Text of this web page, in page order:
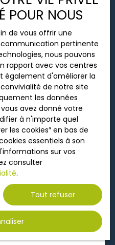
POITIERS 86000
de type 1 de
à proximité immédiate
au 1er étage d'une
non meublé en bon
pièce de vie avec
salle d'eau avec WC
d'un chauffage
dispose
POUR NOUS
de vous offrir une
pertinente
nous pouvons
rapport avec vos centres
également d'améliorer la
de notre site
les données
avez donné votre
à n'importe quel
les cookies″ en bas de
essentiels à son
sur vos
consulter
.
Tout refuser